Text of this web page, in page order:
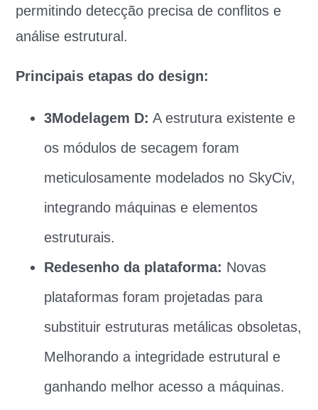
permitindo detecção precisa de conflitos e
análise estrutural.
Principais etapas do design:
3Modelagem D: A estrutura existente e
os módulos de secagem foram
meticulosamente modelados no SkyCiv,
integrando máquinas e elementos
estruturais.
Redesenho da plataforma: Novas
plataformas foram projetadas para
substituir estruturas metálicas obsoletas,
Melhorando a integridade estrutural e
ganhando melhor acesso a máquinas.